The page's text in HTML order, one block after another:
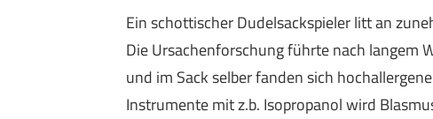
Ein schottischer Dudelsackspieler litt an
Die Ursachenforschung führte nach langem
und im Sack selber fanden sich
Instrumente mit z.b. Isopropanol wird